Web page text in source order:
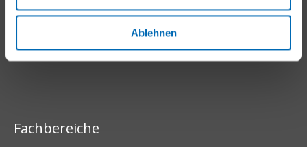
Ablehnen
Balgrist Campus
Balgrist Beteiligungs AG
Fachbereiche